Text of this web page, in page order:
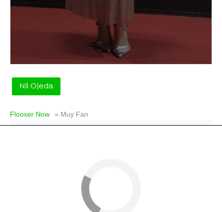
Nil Ojeda
Flooxer Now » Muy Fan